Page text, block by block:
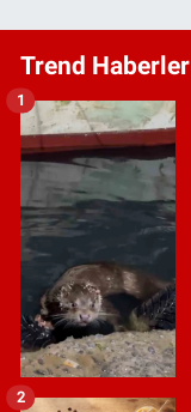
Trend Haberler
1
2